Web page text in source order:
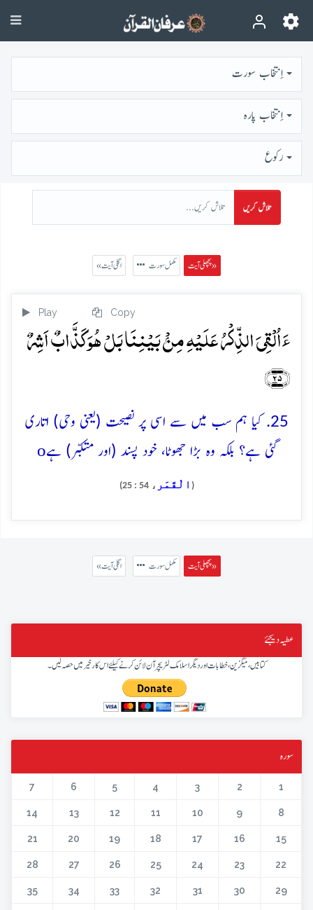
اِنتخاب سورت
اِنتخاب پارہ
رُكوع
تلاش کریں
پچھلی آیت » مکمل سورت « اگلی آیت
Play Copy
ءَاُلۡقِیَ الذِّکۡرُ عَلَیۡہِ مِنۡۢ بَیۡنِنَا بَلۡ ہُوَ کَذَّابٌ اَشِرٌ
﴿۲۵﴾
25. کیا ہم سب میں سے اسی پر نصیحت (یعنی وحی) اتاری
گئی ہے؟ بلکہ وہ بڑا جھوٹا، خود پسند (اور متکبّر) ہےo
( الْقَمَر ، 54 : 25)
پچھلی آیت » مکمل سورت « اگلی آیت
عطیہ دیجئے
کتابیں، میگزین، خطابات اور دیگر اسلامک لٹریچر آن لائن کرنے کیلئے اس کار خیر میں حصہ لیں۔
سورہ
1
2
3
4
5
6
7
8
9
10
11
12
13
14
15
16
17
18
19
20
21
22
23
24
25
26
27
28
29
30
31
32
33
34
35